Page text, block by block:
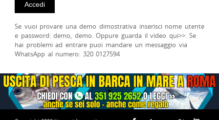
Se vuoi provare una demo dimostrativa inserisci nome utente
e password: demo, demo. Oppure guarda il video qui>>. Se
hai problemi ad entrare puoi mandare un messaggio via
WhatsApp al numero: 320 0127594